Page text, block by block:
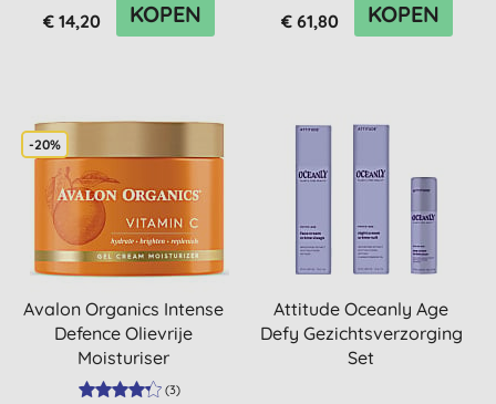
€ 14,20 KOPEN € 61,80 KOPEN
-20%
Avalon Organics Intense
Defence Olievrije
Moisturiser
(3)
Attitude Oceanly Age
Defy Gezichtsverzorging
Set